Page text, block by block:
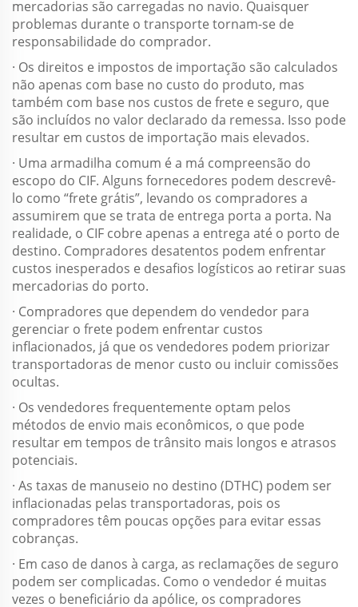
mercadorias são carregadas no navio. Quaisquer
problemas durante o transporte tornam-se de
responsabilidade do comprador.
· Os direitos e impostos de importação são calculados
não apenas com base no custo do produto, mas
também com base nos custos de frete e seguro, que
são incluídos no valor declarado da remessa. Isso pode
resultar em custos de importação mais elevados.
· Uma armadilha comum é a má compreensão do
escopo do CIF. Alguns fornecedores podem descrevê-
lo como “frete grátis”, levando os compradores a
assumirem que se trata de entrega porta a porta. Na
realidade, o CIF cobre apenas a entrega até o porto de
destino. Compradores desatentos podem enfrentar
custos inesperados e desafios logísticos ao retirar suas
mercadorias do porto.
· Compradores que dependem do vendedor para
gerenciar o frete podem enfrentar custos
inflacionados, já que os vendedores podem priorizar
transportadoras de menor custo ou incluir comissões
ocultas.
· Os vendedores frequentemente optam pelos
métodos de envio mais econômicos, o que pode
resultar em tempos de trânsito mais longos e atrasos
potenciais.
· As taxas de manuseio no destino (DTHC) podem ser
inflacionadas pelas transportadoras, pois os
compradores têm poucas opções para evitar essas
cobranças.
· Em caso de danos à carga, as reclamações de seguro
podem ser complicadas. Como o vendedor é muitas
vezes o beneficiário da apólice, os compradores